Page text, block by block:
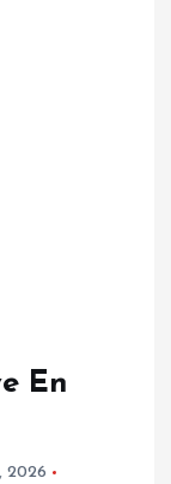
En
2026